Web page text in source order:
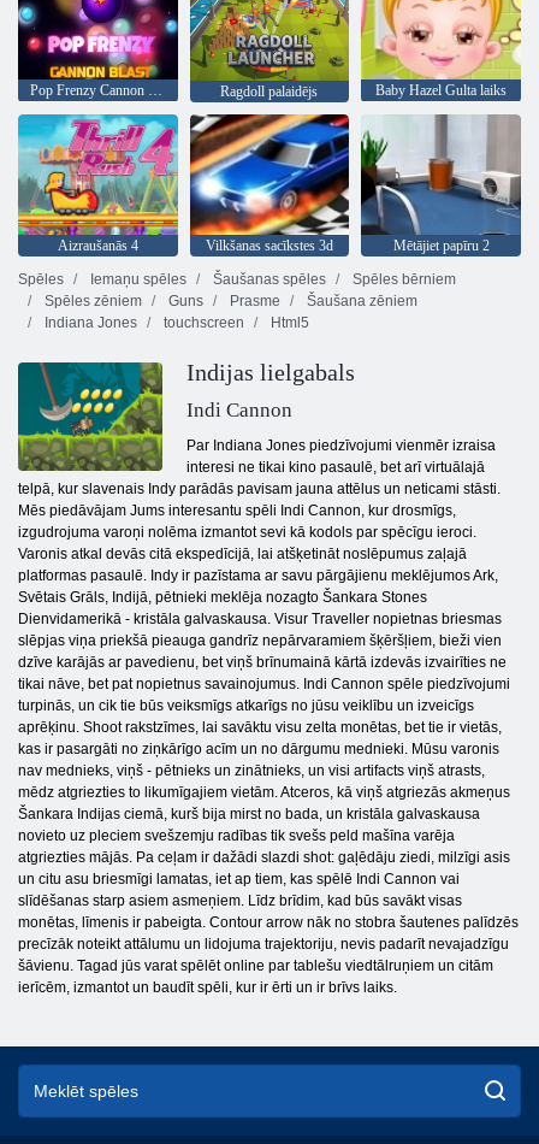
Pop Frenzy Cannon Blast Ragdoll palaidējs Baby Hazel Gulta laiks
Aizraušanās 4 Vilkšanas sacīkstes 3d
Mētājiet papīru 2
Spēles
Iemaņu spēles Šaušanas spēles
Spēles bērniem
Spēles zēniem
Guns Prasme
Šaušana zēniem
Indiana Jones
touchscreen Html5
Indijas lielgabals
Indi Cannon
Par Indiana Jones piedzīvojumi vienmēr izraisa
interesi ne tikai kino pasaulē, bet arī virtuālajā
telpā, kur slavenais Indy parādās pavisam jauna attēlus un neticami stāsti.
Mēs piedāvājam Jums interesantu spēli Indi Cannon, kur drosmīgs,
izgudrojuma varoņi nolēma izmantot sevi kā kodols par spēcīgu ieroci.
Varonis atkal devās citā ekspedīcijā, lai atšķetināt noslēpumus zaļajā
platformas pasaulē. Indy ir pazīstama ar savu pārgājienu meklējumos Ark,
Svētais Grāls, Indijā, pētnieki meklēja nozagto Šankara Stones
Dienvidamerikā - kristāla galvaskausa. Visur Traveller nopietnas briesmas
slēpjas viņa priekšā pieauga gandrīz nepārvaramiem šķēršļiem, bieži vien
dzīve karājās ar pavedienu, bet viņš brīnumainā kārtā izdevās izvairīties ne
tikai nāve, bet pat nopietnus savainojumus. Indi Cannon spēle piedzīvojumi
turpinās, un cik tie būs veiksmīgs atkarīgs no jūsu veiklību un izveicīgs
aprēķinu. Shoot rakstzīmes, lai savāktu visu zelta monētas, bet tie ir vietās,
kas ir pasargāti no ziņkārīgo acīm un no dārgumu mednieki. Mūsu varonis
nav mednieks, viņš - pētnieks un zinātnieks, un visi artifacts viņš atrasts,
mēdz atgriezties to likumīgajiem vietām. Atceros, kā viņš atgriezās akmeņus
Šankara Indijas ciemā, kurš bija mirst no bada, un kristāla galvaskausa
novieto uz pleciem svešzemju radības tik svešs peld mašīna varēja
atgriezties mājās. Pa ceļam ir dažādi slazdi shot: gaļēdāju ziedi, milzīgi asis
un citu asu briesmīgi lamatas, iet ap tiem, kas spēlē Indi Cannon vai
slīdēšanas starp asiem asmeņiem. Līdz brīdim, kad būs savākt visas
monētas, līmenis ir pabeigta. Contour arrow nāk no stobra šautenes palīdzēs
precīzāk noteikt attālumu un lidojuma trajektoriju, nevis padarīt nevajadzīgu
šāvienu. Tagad jūs varat spēlēt online par tablešu viedtālruņiem un citām
ierīcēm, izmantot un baudīt spēli, kur ir ērti un ir brīvs laiks.